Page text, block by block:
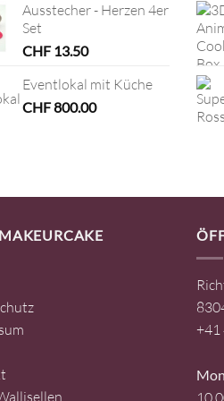
Ausstecher - Herzen 4er
Set
CHF13.50
Eventlokal mit Küche
CHF800.00
+41